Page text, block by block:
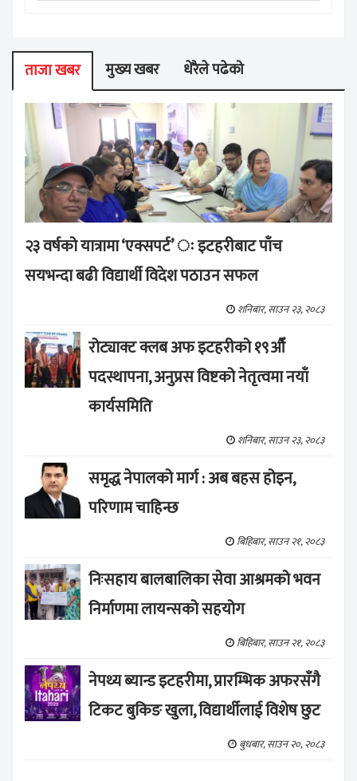
ताजा खबर मुख्य खबर धेरैले पढेको
२३ वर्षको यात्रामा ‘एक्सपर्ट’ ः इटहरीबाट पाँच
सयभन्दा बढी विद्यार्थी विदेश पठाउन सफल
शनिबार, साउन २३, २०८३
रोट्याक्ट क्लब अफ इटहरीको १९औँ
पदस्थापना, अनुप्रस विष्टको नेतृत्वमा नयाँ
कार्यसमिति
शनिबार, साउन २३, २०८३
समृद्ध नेपालको मार्ग : अब बहस होइन,
परिणाम चाहिन्छ
बिहिबार, साउन २१, २०८३
निःसहाय बालबालिका सेवा आश्रमको भवन
निर्माणमा लायन्सको सहयोग
बिहिबार, साउन २१, २०८३
नेपथ्य ब्यान्ड इटहरीमा, प्रारम्भिक अफरसँगै
टिकट बुकिङ खुला, विद्यार्थीलाई विशेष छुट
बुधबार, साउन २०, २०८३